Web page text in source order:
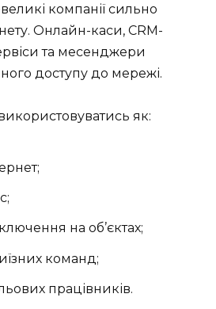
компанії сильно
Онлайн-каси, CRM-
та месенджери
доступу до мережі.
як:
на об’єктах;
команд;
працівників.